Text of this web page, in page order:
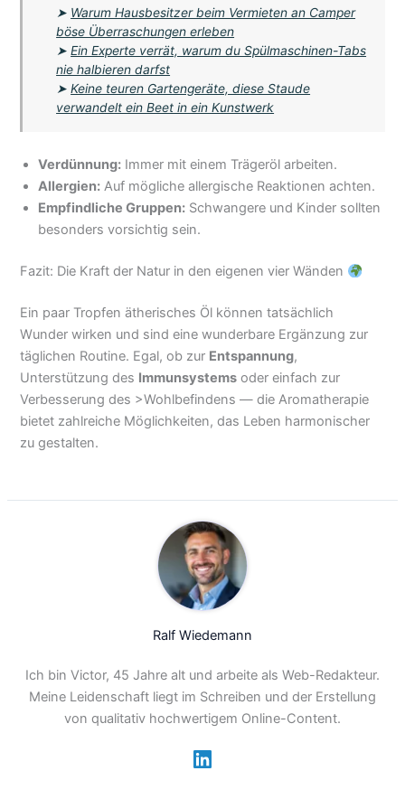
➤ Warum Hausbesitzer beim Vermieten an Camper
böse Überraschungen erleben
➤Ein Experte verrät, warum du Spülmaschinen-Tabs
nie halbieren darfst
➤Keine teuren Gartengeräte, diese Staude
verwandelt ein Beet in ein Kunstwerk
Verdünnung: Immer mit einem Trägeröl arbeiten.
Allergien: Auf mögliche allergische Reaktionen achten.
Empfindliche Gruppen: Schwangere und Kinder sollten
besonders vorsichtig sein.
Fazit: Die Kraft der Natur in den eigenen vier Wänden
Ein paar Tropfen ätherisches Öl können tatsächlich
Wunder wirken und sind eine wunderbare Ergänzung zur
täglichen Routine. Egal, ob zur Entspannung,
Unterstützung des Immunsystems oder einfach zur
Verbesserung des >Wohlbefindens — die Aromatherapie
bietet zahlreiche Möglichkeiten, das Leben harmonischer
zu gestalten.
Ralf Wiedemann
Ich bin Victor, 45 Jahre alt und arbeite als Web-Redakteur.
Meine Leidenschaft liegt im Schreiben und der Erstellung
von qualitativ hochwertigem Online-Content.